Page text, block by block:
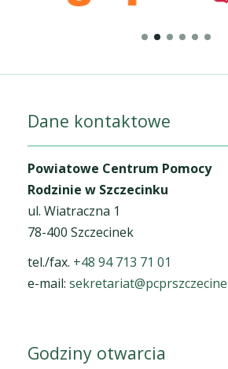
Dane kontaktowe
Powiatowe Centrum Pomocy
Rodzinie w Szczecinku
ul. Wiatraczna 1
78-400 Szczecinek
tel./fax. +48 94 713 71 01
e-mail:
Godziny otwarcia